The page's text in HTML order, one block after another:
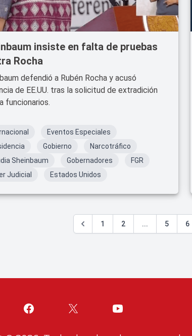
insiste en falta de pruebas
Rocha
defendió a Rubén Rocha y acusó
de EE.UU. tras la solicitud de extradición
funcionarios.
Eventos Especiales
Gobierno
Narcotráfico
Sheinbaum
Gobernadores
FGR
Judicial
Estados Unidos
1 2 ... 5 6